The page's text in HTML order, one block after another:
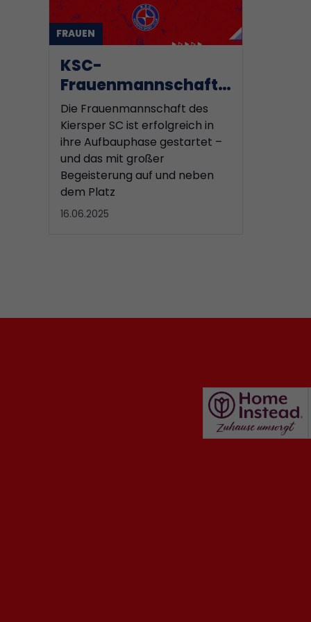
FRAUEN
KSC-
Frauenmannschaft
sucht weiterhin
Verstärkung
Die Frauenmannschaft des
Kiersper SC ist erfolgreich in
ihre Aufbauphase gestartet –
und das mit großer
Begeisterung auf und neben
dem Platz
16.06.2025